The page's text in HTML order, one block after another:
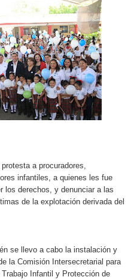
a procuradores,
infantiles, a quienes les fue
los derechos, y denunciar a las
de la explotación derivada del
se llevo a cabo la instalación y
la Comisión Intersecretarial para
Infantil y Protección de